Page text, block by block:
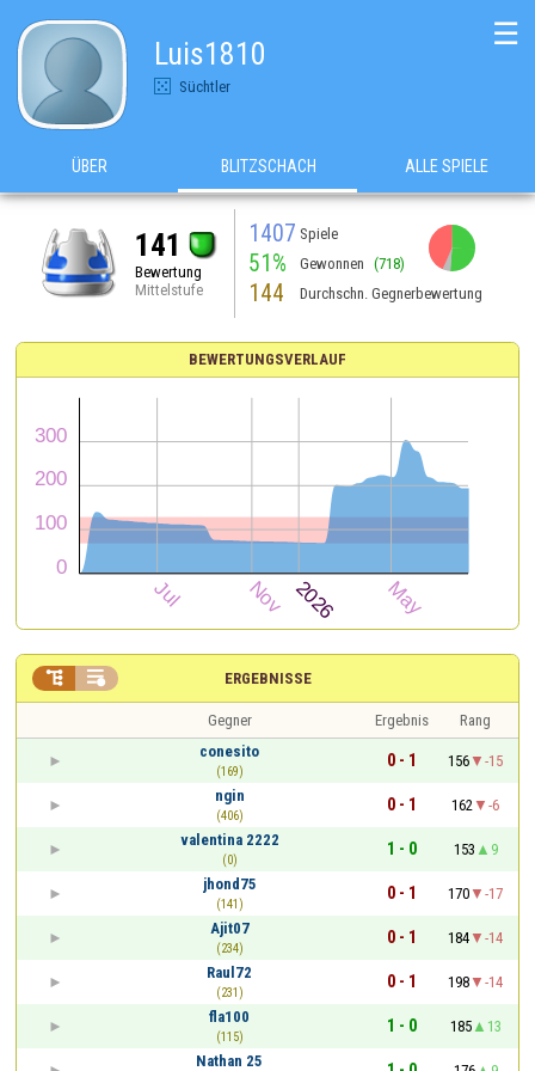
Luis1810
Süchtler
☰
ÜBER BLITZSCHACH ALLE SPIELE
141
Bewertung
Mittelstufe
1407 Spiele
51% Gewonnen (718)
144 Durchschn. Gegnerbewertung
BEWERTUNGSVERLAUF
ERGEBNISSE
 
Gegner Ergebnis
Rang
conesito
(169)
0 - 1 156
-15
ngin
(406)
0 - 1 162
-6
valentina 2222
(0)
1 - 0 153
9
jhond75
(141)
0 - 1 170
-17
Ajit07
(234)
0 - 1 184
-14
Raul72
(231)
0 - 1 198
-14
fla100
(115)
1 - 0 185
13
Nathan 25